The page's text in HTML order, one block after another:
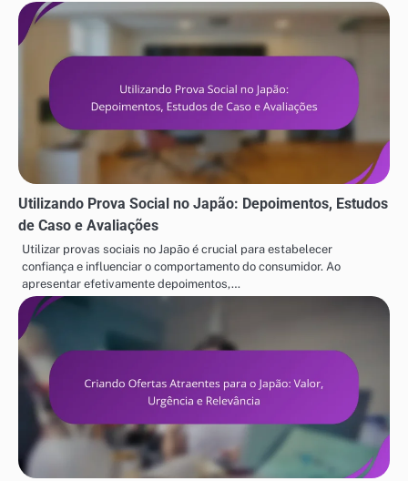
Utilizando Prova Social no Japão: Depoimentos, Estudos
de Caso e Avaliações
Utilizar provas sociais no Japão é crucial para estabelecer
confiança e influenciar o comportamento do consumidor. Ao
apresentar efetivamente depoimentos,…